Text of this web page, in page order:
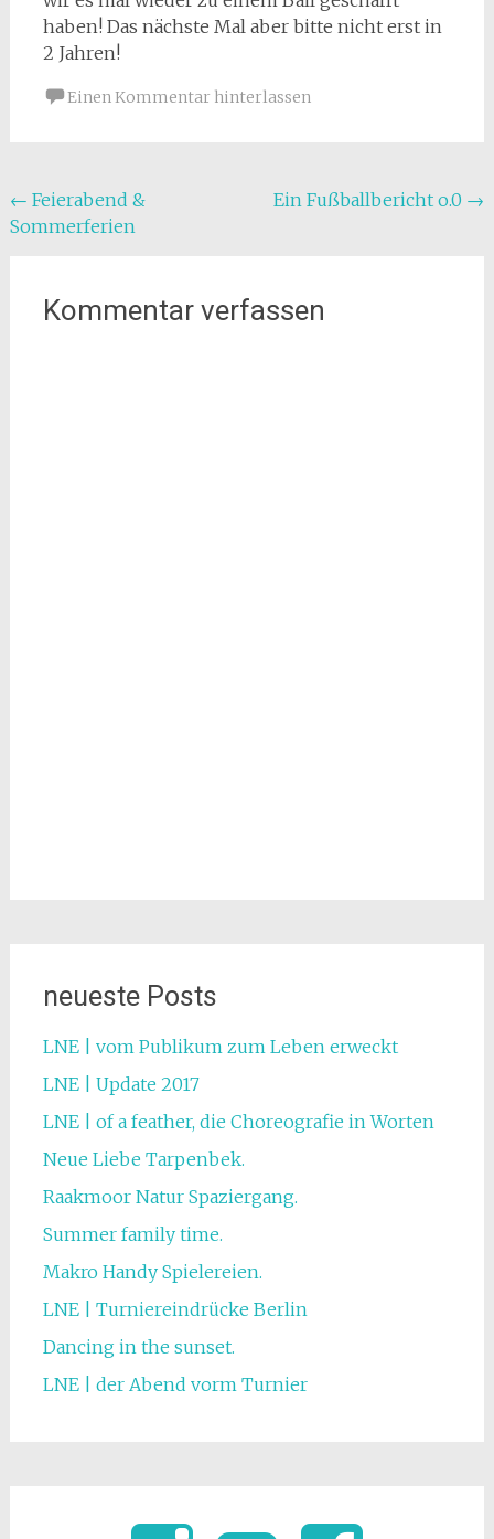
haben! Das nächste Mal aber bitte nicht erst in
2 Jahren!
Einen Kommentar hinterlassen
Beitragsnavigation
← Feierabend &
Sommerferien
Ein Fußballbericht o.0 →
Kommentar verfassen
neueste Posts
LNE | vom Publikum zum Leben erweckt
LNE | Update 2017
LNE | of a feather, die Choreografie in Worten
Neue Liebe Tarpenbek.
Raakmoor Natur Spaziergang.
Summer family time.
Makro Handy Spielereien.
LNE | Turniereindrücke Berlin
Dancing in the sunset.
LNE | der Abend vorm Turnier